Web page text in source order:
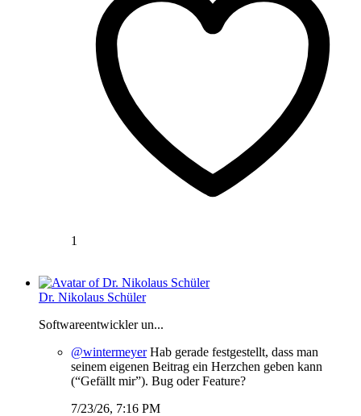
1
Dr. Nikolaus Schüler
Softwareentwickler un...
@wintermeyerHab gerade festgestellt, dass man
seinem eigenen Beitrag ein Herzchen geben kann
(“Gefällt mir”). Bug oder Feature?
7/23/26, 7:16 PM